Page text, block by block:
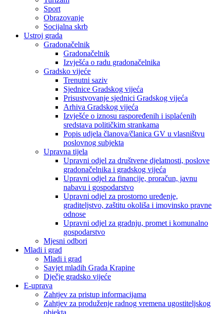
Sport
Obrazovanje
Socijalna skrb
Ustroj grada
Gradonačelnik
Gradonačelnik
Izvješća o radu gradonačelnika
Gradsko vijeće
Trenutni saziv
Sjednice Gradskog vijeća
Prisustvovanje sjednici Gradskog vijeća
Arhiva Gradskog vijeća
Izvješće o iznosu raspoređenih i isplaćenih
sredstava političkim strankama
Popis udjela članova/članica GV u vlasništvu
poslovnog subjekta
Upravna tijela
Upravni odjel za društvene djelatnosti, poslove
gradonačelnika i gradskog vijeća
Upravni odjel za financije, proračun, javnu
nabavu i gospodarstvo
Upravni odjel za prostorno uređenje,
graditeljstvo, zaštitu okoliša i imovinsko pravne
odnose
Upravni odjel za gradnju, promet i komunalno
gospodarstvo
Mjesni odbori
Mladi i grad
Mladi i grad
Savjet mladih Grada Krapine
Dječje gradsko vijeće
E-uprava
Zahtjev za pristup informacijama
Zahtjev za produženje radnog vremena ugostiteljskog
objekta